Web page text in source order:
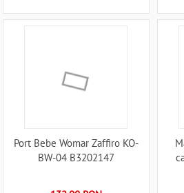
Port Bebe Womar Zaffiro KO-
BW-04 B3202147